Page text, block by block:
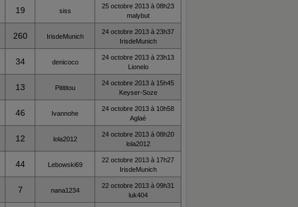
19 siss
25 octobre 2013 à 08h23
malybut
260 IrisdeMunich
24 octobre 2013 à 23h37
IrisdeMunich
34 denicoco
24 octobre 2013 à 23h13
Lionelo
13 Pitititou
24 octobre 2013 à 15h45
Keyser-Soze
46 Ivannohe
24 octobre 2013 à 10h58
Aglaé
12 lola2012
24 octobre 2013 à 08h20
lola2012
44 Lebowski69
22 octobre 2013 à 17h27
IrisdeMunich
7 nana1234
22 octobre 2013 à 09h31
luk404